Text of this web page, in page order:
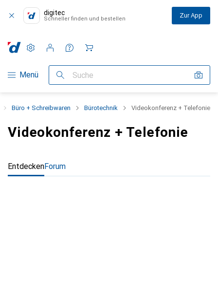
digitec
Schneller finden und bestellen Zur App
Navigation nach Kategorien
Menü Suche
Einstellungen
Kundenkonto
Vergleichslisten
Merklisten
Warenkorb
Büro + Schreibwaren Bürotechnik Videokonferenz + Telefonie
Videokonferenz + Telefonie
EntdeckenForum